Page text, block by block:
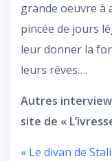
grande oeuvre à
pincée de jours
leur donner la
leurs rêves….
Autres
site de «
« Le divan de